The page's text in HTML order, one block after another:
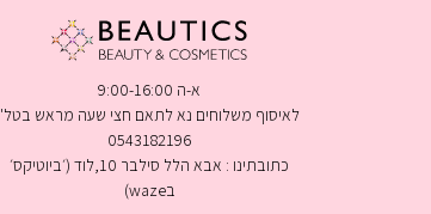
א-ה 9:00-16:00
לאיסוף משלוחים נא לתאם חצי שעה מראש בטל'
0543182196
כתובתינו : אבא הלל סילבר 10,לוד (׳ביוטיקס׳
בwaze)